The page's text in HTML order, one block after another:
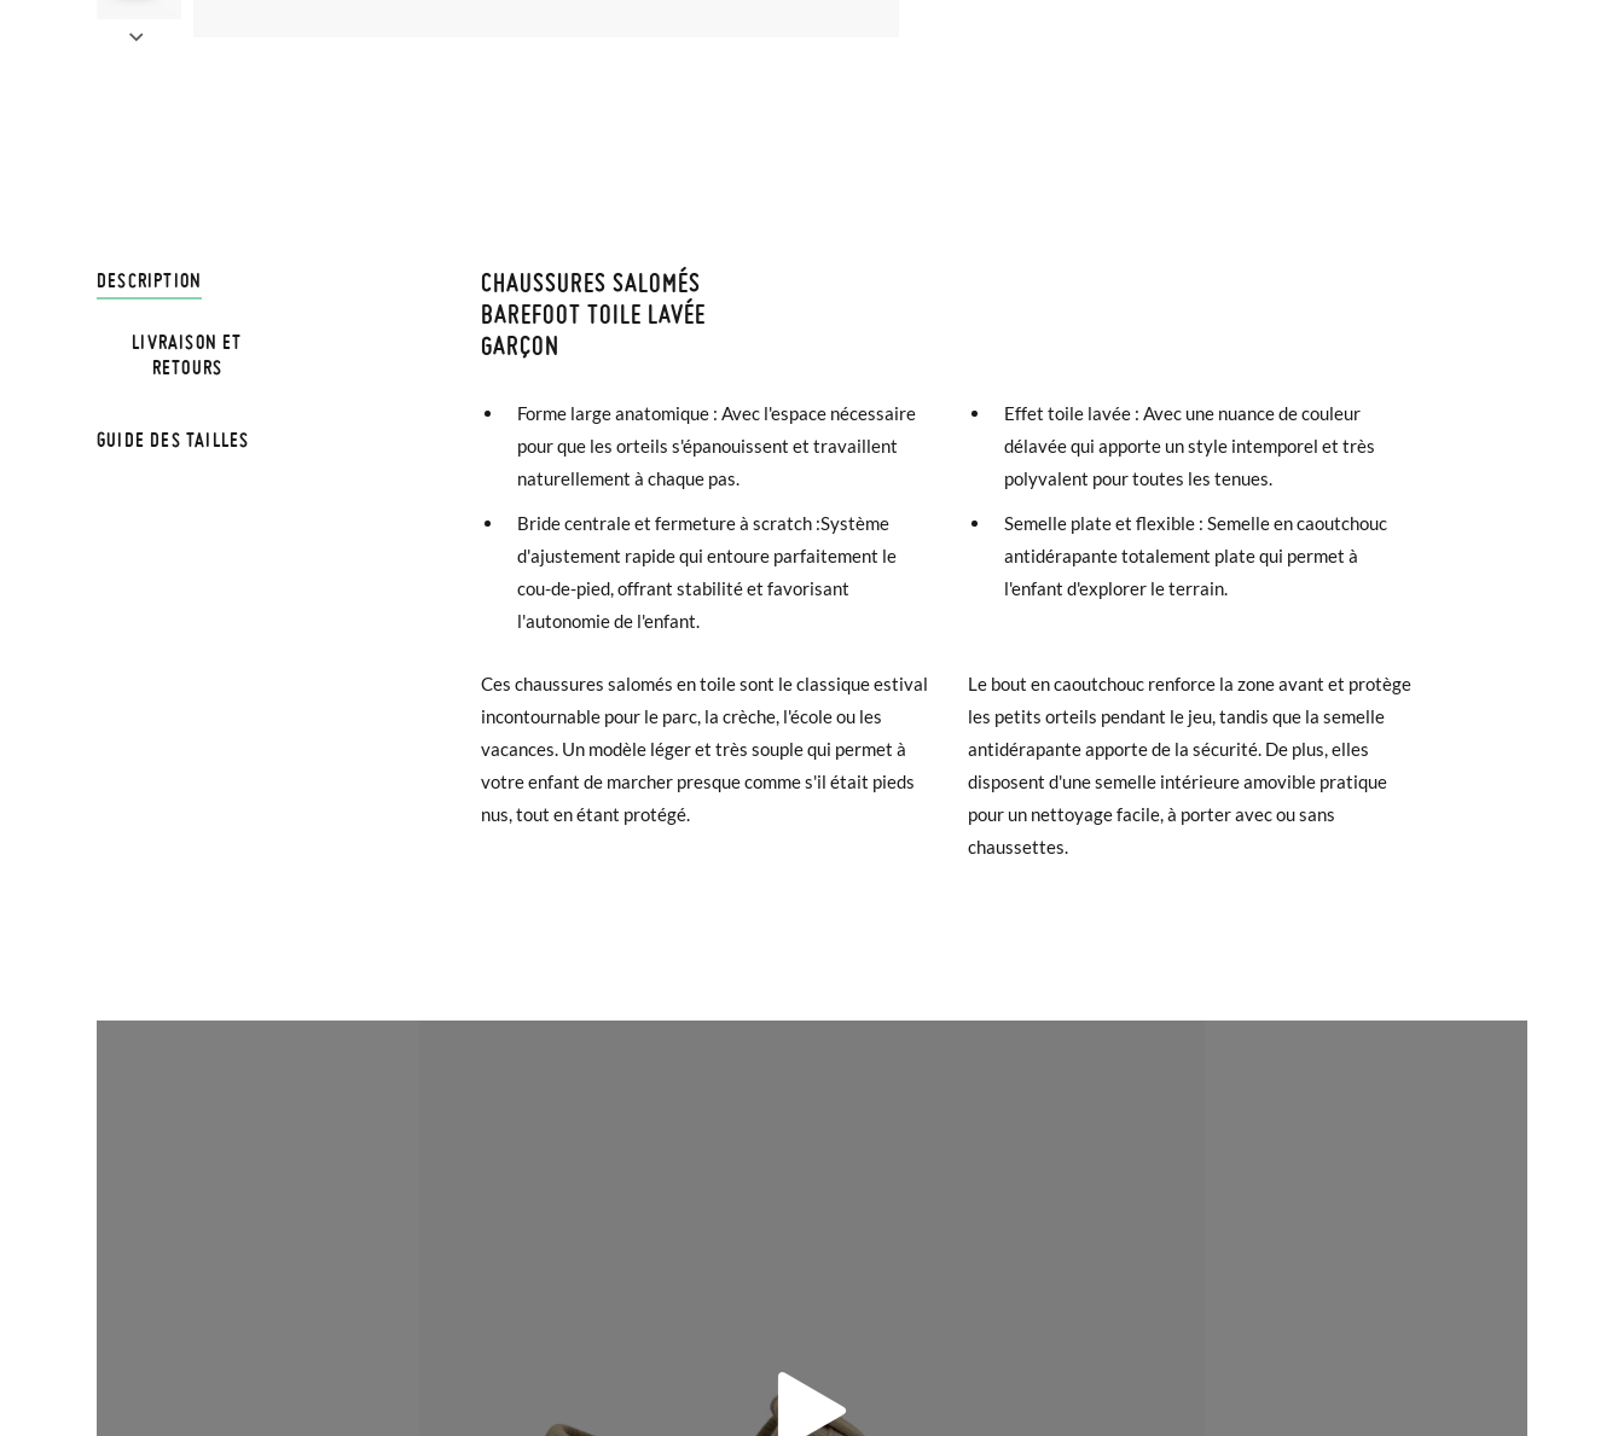
DESCRIPTION
CHAUSSURES SALOMÉS
BAREFOOT TOILE LAVÉE
GARÇON
Forme large anatomique : Avec l'espace nécessaire
pour que les orteils s'épanouissent et travaillent
naturellement à chaque pas.
Bride centrale et fermeture à scratch :Système
d'ajustement rapide qui entoure parfaitement le
cou-de-pied, offrant stabilité et favorisant
l'autonomie de l'enfant.
Effet toile lavée : Avec une nuance de couleur
délavée qui apporte un style intemporel et très
polyvalent pour toutes les tenues.
Semelle plate et flexible : Semelle en caoutchouc
antidérapante totalement plate qui permet à
l'enfant d'explorer le terrain.
Ces chaussures salomés en toile sont le classique estival
incontournable pour le parc, la crèche, l'école ou les
vacances. Un modèle léger et très souple qui permet à
votre enfant de marcher presque comme s'il était pieds
nus, tout en étant protégé.
Le bout en caoutchouc renforce la zone avant et protège
les petits orteils pendant le jeu, tandis que la semelle
antidérapante apporte de la sécurité. De plus, elles
disposent d'une semelle intérieure amovible pratique
pour un nettoyage facile, à porter avec ou sans
chaussettes.
LIVRAISON ET
RETOURS
LIVRAISON ET RETOURS
Chez Pisamonas, la livraison est gratuite dès 30 €. Pour les commandes inférieures à 30 €, la livraison standard coûte
avant 15h, sinon elle sera expédiée le lendemain.
Si vos chaussures arrivent et ne correspondent pas tout à fait à ce que vous recherchiez, vous pouvez facilement
demander un retour gratuit.
Si vous avez un compte, connectez-vous simplement pour lancer la procédure. Si vous avez passé commande en tant
qu'invité, veuillez vous rendre sur notre page
Pour échanger un article, veuillez renvoyer votre paire d'origine en utilisant l'étiquette fournie dans n'importe quel
bureau de poste Francia Colissimo et passer une nouvelle commande pour la pointure ou le modèle souhaité.
GUIDE DES TAILLES